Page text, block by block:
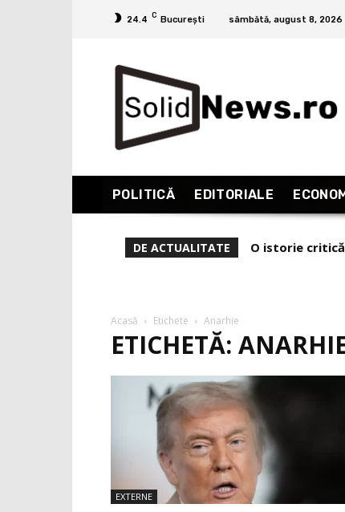
24.4 C București sâmbătă, august 8, 2026
POLITICĂ EDITORIALE
DE ACTUALITATE O istorie critică
De ce l-a
Acasă Etichete Anarhie
ETICHETĂ:
EXTERNE